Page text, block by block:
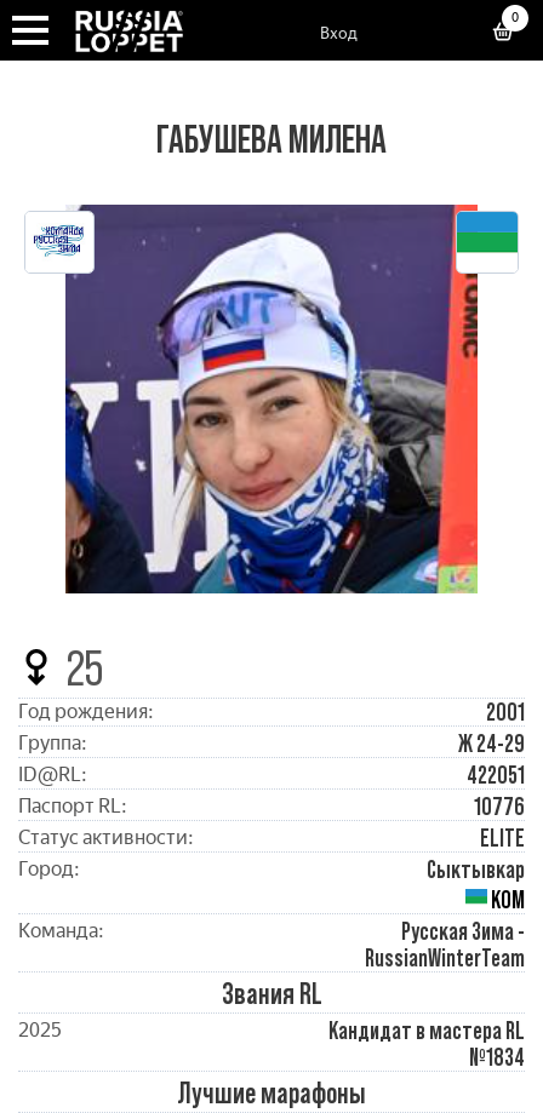
Вход
0
ГАБУШЕВА МИЛЕНА
25
Год рождения: 2001
Группа: Ж 24-29
ID@RL: 422051
Паспорт RL: 10776
Статус активности: ELITE
Город:
Сыктывкар
КОМ
Команда:
Русская Зима -
RussianWinterTeam
Звания RL
2025
Кандидат в мастера RL
№1834
Лучшие марафоны